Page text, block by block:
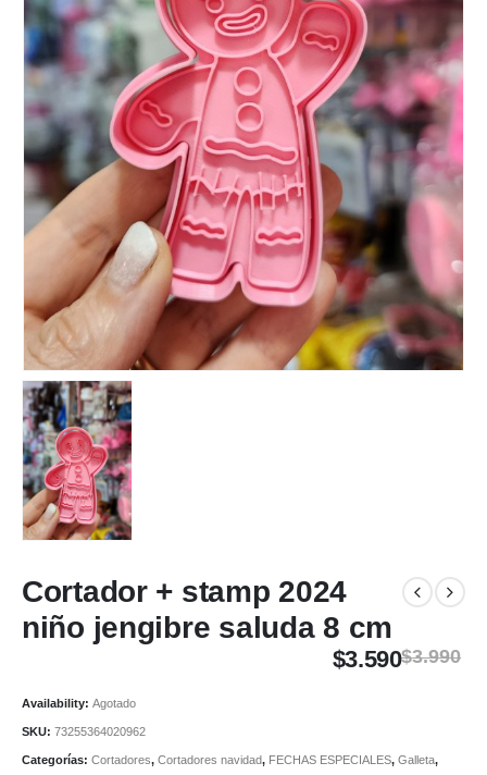
Cortador + stamp 2024
niño jengibre saluda 8 cm
$3.990
$3.590
Availability: Agotado
SKU: 73255364020962
Categorías: Cortadores, Cortadores navidad, FECHAS ESPECIALES, Galleta,